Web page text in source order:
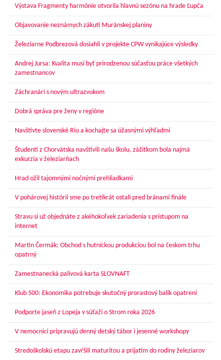
Výstava Fragmenty harmónie otvorila hlavnú sezónu na hrade Ľupča
Objavovanie neznámych zákutí Muránskej planiny
Železiarne Podbrezová dosiahli v projekte CPW vynikajúce výsledky
Andrej Jursa: Kvalita musí byť prirodzenou súčasťou práce všetkých
zamestnancov
Záchranári s novým ultrazvukom
Dobrá správa pre ženy v regióne
Navštívte slovenské Rio a kochajte sa úžasnými výhľadmi
Študenti z Chorvátska navštívili našu školu, zážitkom bola najmä
exkurzia v železiarňach
Hrad ožil tajomnými nočnými prehliadkami
V pohárovej histórii sme po tretíkrát ostali pred bránami finále
Stravu si už objednáte z akéhokoľvek zariadenia s prístupom na
internet
Martin Čermák: Obchod s hutníckou produkciou bol na českom trhu
opatrný
Zamestnanecká palivová karta SLOVNAFT
Klub 500: Ekonomika potrebuje skutočný prorastový balík opatrení
Podporte jaseň z Lopeja v súťaži o Strom roka 2026
V nemocnici pripravujú denný detský tábor i jesenné workshopy
Stredoškolskú etapu zavŕšili maturitou a prijatím do rodiny železiarov